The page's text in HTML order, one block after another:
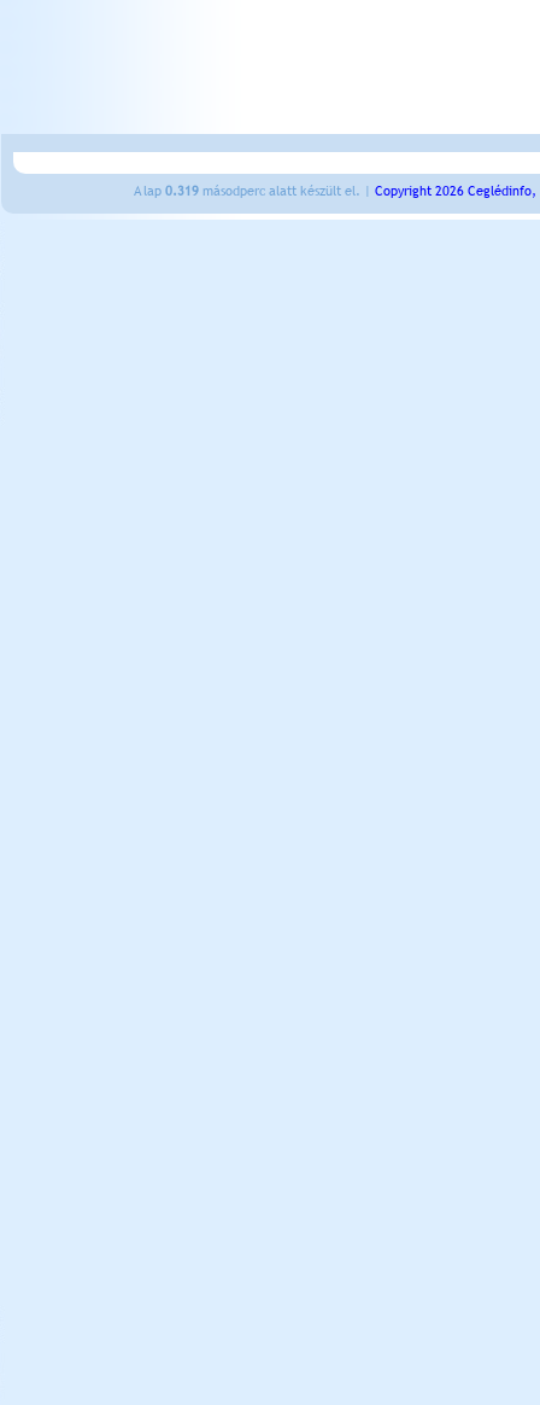
A lap 0.319 másodperc alatt készült el. | Copyright 2026